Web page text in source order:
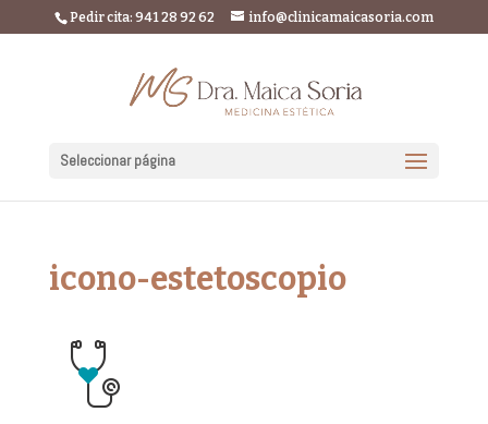
Pedir cita: 941 28 92 62 info@clinicamaicasoria.com
Seleccionar página
icono-estetoscopio